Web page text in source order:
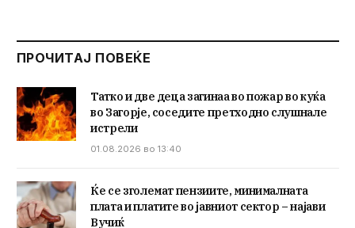
ПРОЧИТАЈ ПОВЕЌЕ
Татко и две деца загинаа во пожар во куќа
во Загорје, соседите претходно слушнале
истрели
01.08.2026 во 13:40
Ќе се зголемат пензиите, минималната
плата и платите во јавниот сектор – најави
Вучиќ